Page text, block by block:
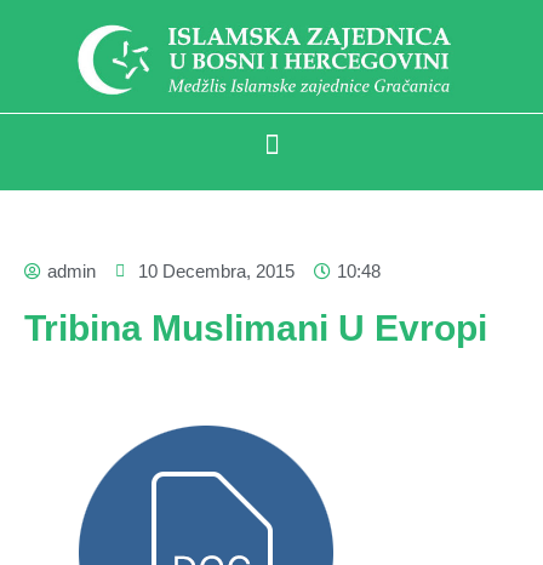
admin 10 Decembra, 2015 10:48
Tribina Muslimani U Evropi